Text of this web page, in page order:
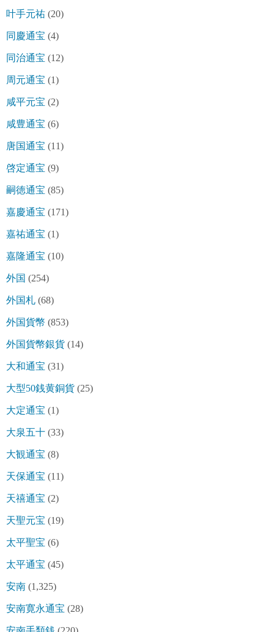
叶手元祐 (20)
同慶通宝 (4)
同治通宝 (12)
周元通宝 (1)
咸平元宝 (2)
咸豊通宝 (6)
唐国通宝 (11)
啓定通宝 (9)
嗣徳通宝 (85)
嘉慶通宝 (171)
嘉祐通宝 (1)
嘉隆通宝 (10)
外国 (254)
外国札 (68)
外国貨幣 (853)
外国貨幣銀貨 (14)
大和通宝 (31)
大型50銭黄銅貨 (25)
大定通宝 (1)
大泉五十 (33)
大観通宝 (8)
天保通宝 (11)
天禧通宝 (2)
天聖元宝 (19)
太平聖宝 (6)
太平通宝 (45)
安南 (1,325)
安南寛永通宝 (28)